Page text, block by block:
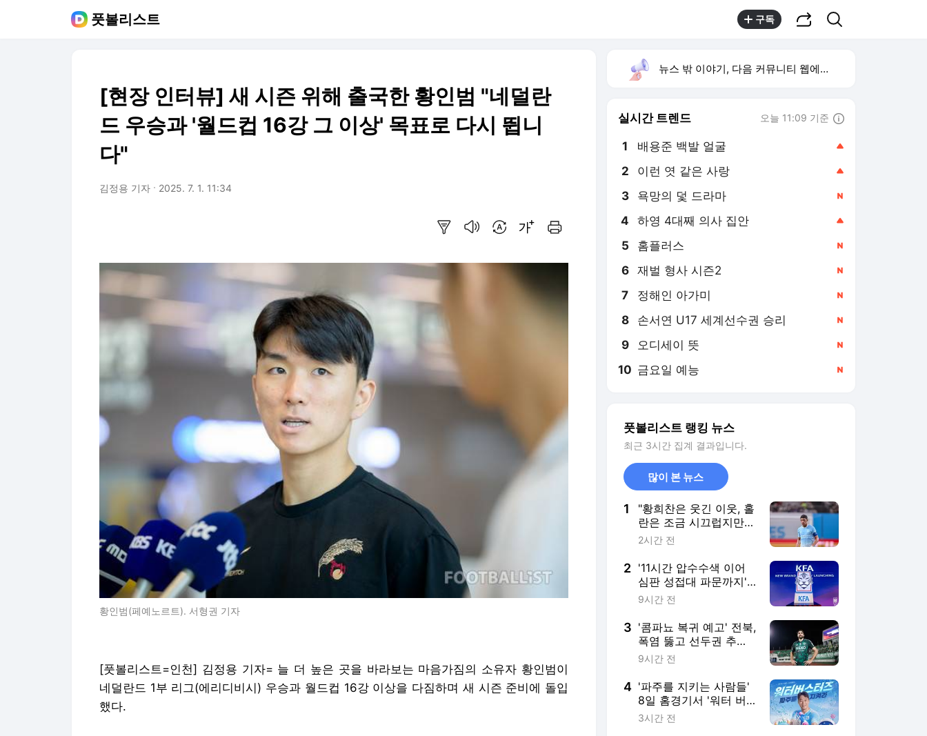
풋볼리스트 구독
[현장 인터뷰] 새 시즌 위해 출국한 황인범 "네덜란
드 우승과 '월드컵 16강 그 이상' 목표로 다시 뜁니
다"
김정용 기자 2025. 7. 1. 11:34
황인범(페예노르트). 서형권 기자
[풋볼리스트=인천] 김정용 기자= 늘 더 높은 곳을 바라보는 마음가짐의 소유자 황인범이
네덜란드 1부 리그(에리디비시) 우승과 월드컵 16강 이상을 다짐하며 새 시즌 준비에 돌입
했다.
뉴스 밖 이야기, 다음 커뮤니티 웹에서 보기
실시간 트렌드 오늘 11:09 기준
1 배용준 백발 얼굴
2 이런 엿 같은 사랑
3 욕망의 덫 드라마
4 하영 4대째 의사 집안
5 홈플러스
6 재벌 형사 시즌2
7 정해인 아가미
8 손서연 U17 세계선수권 승리
9 오디세이 뜻
10 금요일 예능
풋볼리스트 랭킹 뉴스
최근 3시간 집계 결과입니다.
많이 본 뉴스
1
"황희찬은 웃긴 이웃, 홀
란은 조금 시끄럽지만
좋은 동료" 맨시티 누네
시티 인터뷰]
2시간 전
2 '11시간 압수수색 이어
심판 성접대 파문까지'…
대한축구협회, 이게 바
9시간 전
3 '콤파뇨 복귀 예고' 전북,
폭염 뚫고 선두권 추격
나선다! 제주전 관전포
9시간 전
4 '파주를 지키는 사람들'
8일 홈경기서 '워터 버
스터즈' 오프닝 퍼포먼
3시간 전